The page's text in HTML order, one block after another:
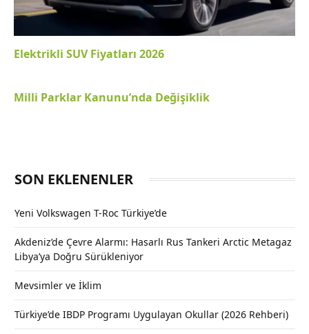
Elektrikli SUV Fiyatları 2026
Milli Parklar Kanunu’nda Değişiklik
SON EKLENENLER
Yeni Volkswagen T-Roc Türkiye’de
Akdeniz’de Çevre Alarmı: Hasarlı Rus Tankeri Arctic Metagaz
Libya’ya Doğru Sürükleniyor
Mevsimler ve İklim
Türkiye’de IBDP Programı Uygulayan Okullar (2026 Rehberi)